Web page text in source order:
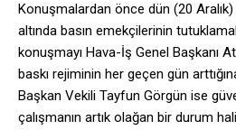
Konuşmalardan önce dün (20
altında basın emekçilerinin
konuşmayı Hava-İş Genel Başkanı
baskı rejiminin her geçen gün
Başkan Vekili Tayfun Görgün ise
çalışmanın artık olağan bir durum